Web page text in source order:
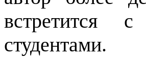
встретится
студентами.